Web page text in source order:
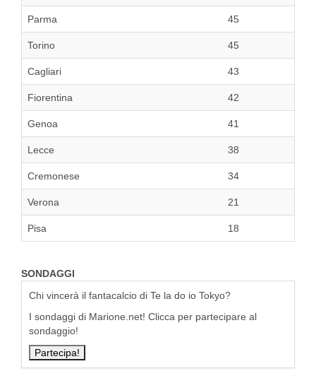
Parma 45
Torino 45
Cagliari 43
Fiorentina 42
Genoa 41
Lecce 38
Cremonese 34
Verona 21
Pisa 18
SONDAGGI
Chi vincerà il fantacalcio di Te la do io Tokyo?
I sondaggi di Marione.net! Clicca per partecipare al
sondaggio!